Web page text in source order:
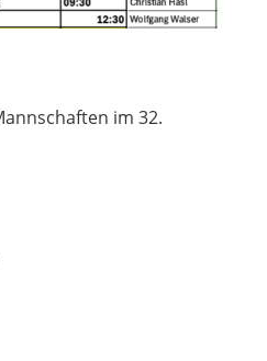
im 32.